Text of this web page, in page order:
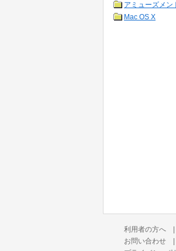
アミューズメン
Mac OS X
利用者の方へ
お問い合わせ